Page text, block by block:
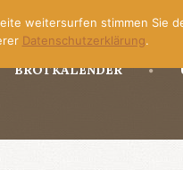
BROTKALENDER
weitersurfen stimmen Sie
Datenschutzerklärung.